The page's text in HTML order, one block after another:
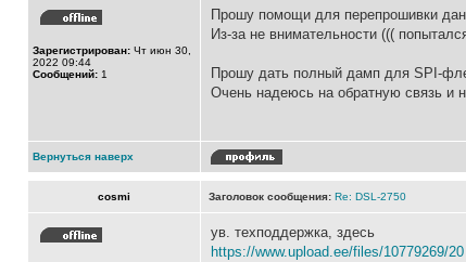
Зарегистрирован: Чт июн 30,
2022 09:44
Сообщений: 1
Прошу помощи для перепрошивки
Из-за не внимательности (((
Прошу дать полный дамп для SPI-
Очень надеюсь на обратную связь и
Вернуться наверх
cosmi Заголовок сообщения: Re: DSL-2750
ув. техподдержка, здесь
https://www.upload.ee/files/10779269/